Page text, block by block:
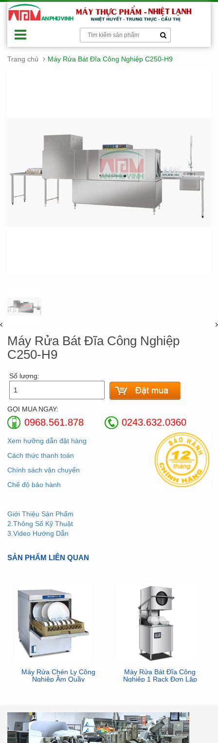
Trang chủ Máy Rửa Bát Đĩa Công Nghiệp C250-H9
Máy Rửa Bát Đĩa Công Nghiệp
C250-H9
Số lượng:
GỌI MUA NGAY:
0968.561.878 0243.632.0360
Xem hưỡng dẫn đặt hàng
Cách thức thanh toán
Chính sách vận chuyển
Chế độ bảo hành
Giới Thiệu Sản Phẩm
2.Thông Số Kỹ Thuật
3.Video Hướng Dẫn
SẢN PHẨM LIÊN QUAN
Máy Rửa Chén Ly Công
Nghiệp Âm Quầy
Máy Rửa Bát Đĩa Công
Nghiệp 1 Rack Đơn Lập